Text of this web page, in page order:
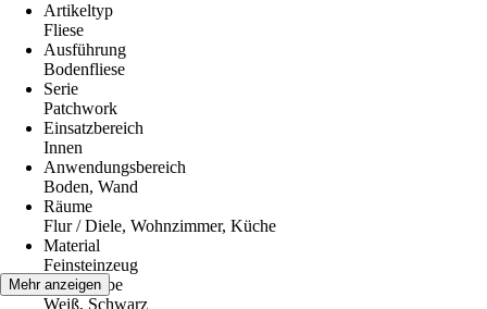
Artikeltyp
Fliese
Ausführung
Bodenfliese
Serie
Patchwork
Einsatzbereich
Innen
Anwendungsbereich
Boden, Wand
Räume
Flur / Diele, Wohnzimmer, Küche
Material
Feinsteinzeug
Grundfarbe
Weiß, Schwarz
Mehr anzeigen